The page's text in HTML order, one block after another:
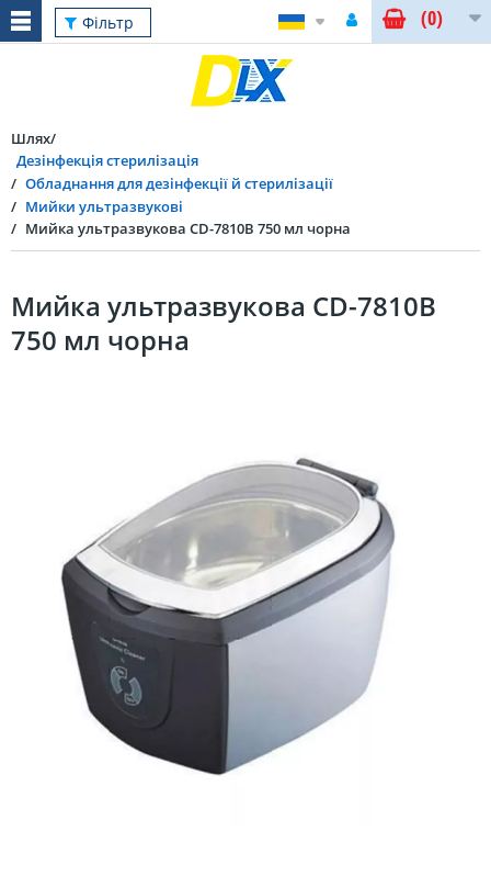
Фільтр (0)
Шлях
Дезінфекція стерилізація
Обладнання для дезінфекції й стерилізації
Мийки ультразвукові
Мийка ультразвукова СD-7810B 750 мл чорна
Мийка ультразвукова СD-7810B
750 мл чорна